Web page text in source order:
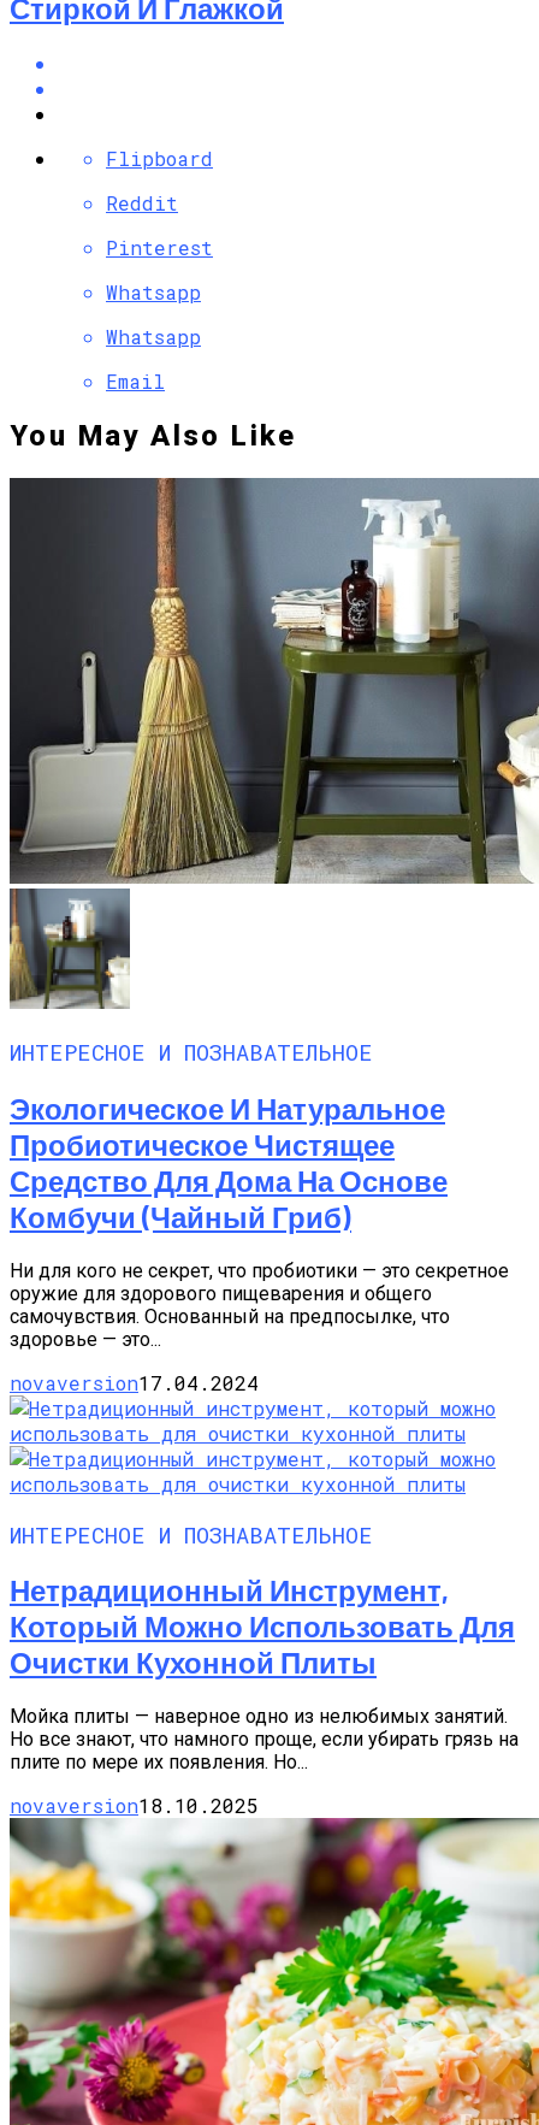
Стиркой И Глажкой
Flipboard
Reddit
Pinterest
Whatsapp
Whatsapp
Email
You May Also Like
ИНТЕРЕСНОЕ И ПОЗНАВАТЕЛЬНОЕ
Экологическое И Натуральное
Пробиотическое Чистящее
Средство Для Дома На Основе
Комбучи (чайный Гриб)
Ни для кого не секрет, что пробиотики — это секретное
оружие для здорового пищеварения и общего
самочувствия. Основанный на предпосылке, что
здоровье — это...
novaversion17.04.2024
ИНТЕРЕСНОЕ И ПОЗНАВАТЕЛЬНОЕ
Нетрадиционный Инструмент,
Который Можно Использовать Для
Очистки Кухонной Плиты
Мойка плиты — наверное одно из нелюбимых занятий.
Но все знают, что намного проще, если убирать грязь на
плите по мере их появления. Но...
novaversion18.10.2025